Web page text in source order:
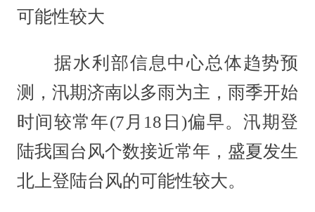
可能性较大
据水利部信息中心总体趋势预
测，汛期济南以多雨为主，雨季开始
时间较常年(7月18日)偏早。汛期登
陆我国台风个数接近常年，盛夏发生
北上登陆台风的可能性较大。